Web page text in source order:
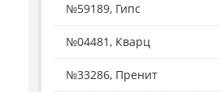
№59189, Гипс
№04481, Кварц
№33286, Пренит